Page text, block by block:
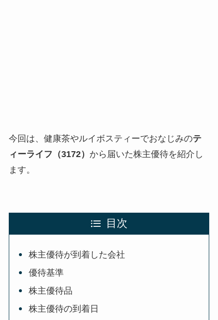
今回は、健康茶やルイボスティーでおなじみのテ
ィーライフ（3172） から届いた株主優待を紹介し
ます。
目次
株主優待が到着した会社
優待基準
株主優待品
株主優待の到着日